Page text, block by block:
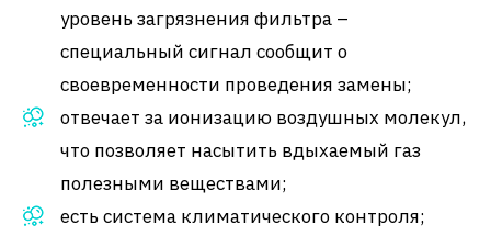
уровень загрязнения фильтра –
специальный сигнал сообщит о
своевременности проведения замены;
отвечает за ионизацию воздушных молекул,
что позволяет насытить вдыхаемый газ
полезными веществами;
есть система климатического контроля;